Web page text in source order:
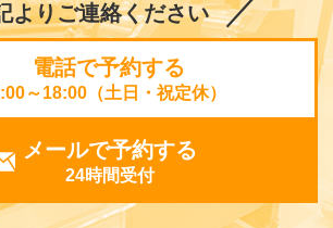
よりご連絡ください
電話で予約する
～18:00（土日・祝定休）
メールで予約する
24時間受付